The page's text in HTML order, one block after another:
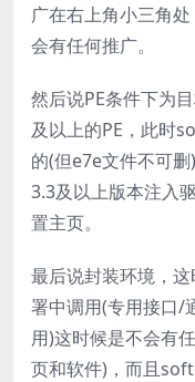
广在右上角小三角
会有任何推广。
然后说PE条件下为
及以上的PE，此时
的(但e7e文件不可
3.3及以上版本注入
置主页。
最后说封装环境，
署中调用(专用接口/
用)这时候是不会有
页和软件)，而且